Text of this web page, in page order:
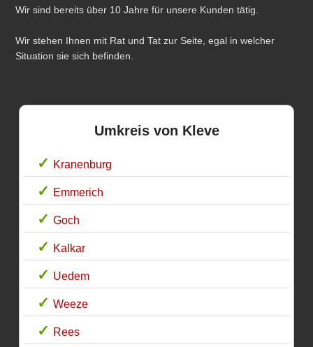
Wir sind bereits über 10 Jahre für unsere Kunden tätig.
Wir stehen Ihnen mit Rat und Tat zur Seite, egal in welcher
Situation sie sich befinden.
Umkreis von Kleve
Kranenburg
Emmerich
Goch
Kalkar
Uedem
Weeze
Rees